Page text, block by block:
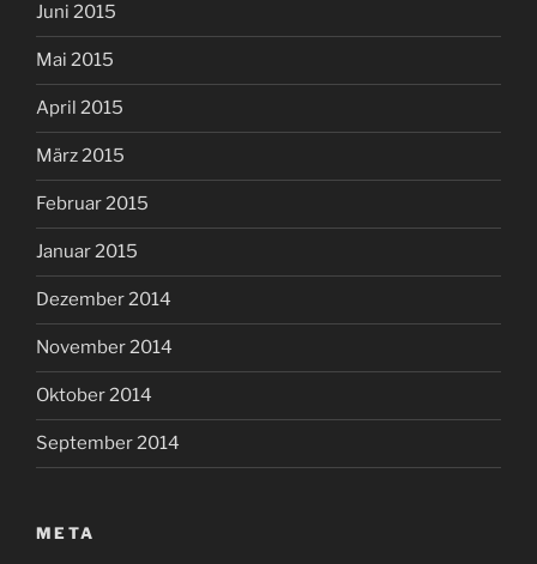
Juni 2015
Mai 2015
April 2015
März 2015
Februar 2015
Januar 2015
Dezember 2014
November 2014
Oktober 2014
September 2014
META